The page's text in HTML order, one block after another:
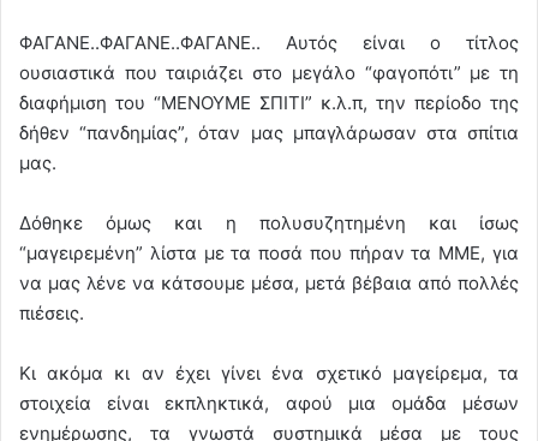
ΦΑΓΑΝΕ..ΦΑΓΑΝΕ..ΦΑΓΑΝΕ.. Αυτός είναι ο τίτλος
ουσιαστικά που ταιριάζει στο μεγάλο “φαγοπότι” με τη
διαφήμιση του “ΜΕΝΟΥΜΕ ΣΠΙΤΙ” κ.λ.π, την περίοδο της
δήθεν “πανδημίας”, όταν μας μπαγλάρωσαν στα σπίτια
μας.
Δόθηκε όμως και η πολυσυζητημένη και ίσως
“μαγειρεμένη” λίστα με τα ποσά που πήραν τα ΜΜΕ, για
να μας λένε να κάτσουμε μέσα, μετά βέβαια από πολλές
πιέσεις.
Κι ακόμα κι αν έχει γίνει ένα σχετικό μαγείρεμα, τα
στοιχεία είναι εκπληκτικά, αφού μια ομάδα μέσων
ενημέρωσης, τα γνωστά συστημικά μέσα με τους